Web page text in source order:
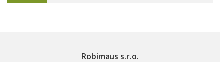
Robimaus s.r.o.